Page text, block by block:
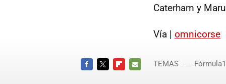
Caterham y
Vía | omnicorse
TEMAS Fórmula1